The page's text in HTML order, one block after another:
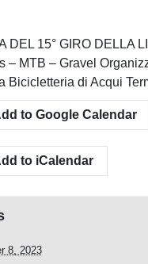
DEL 15° GIRO DELLA
– MTB – Gravel
Bicicletteria di Acqui
to Google Calendar
to iCalendar
8, 2023